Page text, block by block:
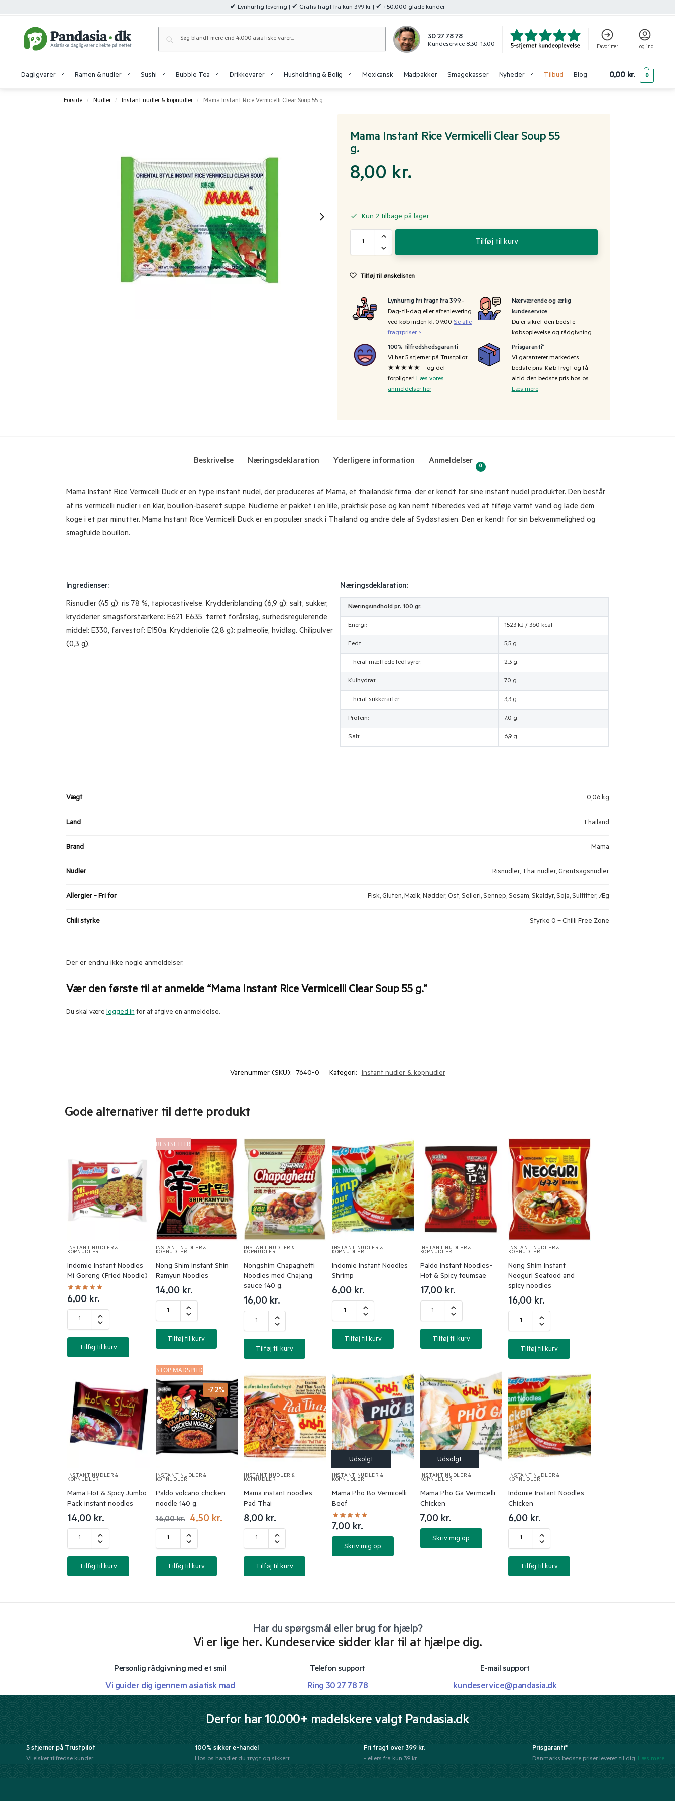
✔ Lynhurtig levering | ✔ Gratis fragt fra kun 399 kr. | ✔ +50.000 glade kunder
30 27 78 78
Kundeservice 8.30-13.00 Favoritter Log ind
Dagligvarer Ramen & nudler Sushi Bubble Tea Drikkevarer Husholdning & Bolig Mexicansk Madpakker Smagekasser Nyheder Tilbud Blog 0,00 kr. 0
Forside / Nudler / Instant nudler & kopnudler / Mama Instant Rice Vermicelli Clear Soup 55 g.
Mama Instant Rice Vermicelli Clear Soup 55
g.
8,00 kr.
Kun 2 tilbage på lager
Tilføj til kurv
Tilføj til ønskelisten
Lynhurtig fri fragt fra 399,-
Dag-til-dag eller aftenlevering
ved køb inden kl. 09:00 Se alle
fragtpriser >
Nærværende og ærlig
kundeservice
Du er sikret den bedste
købsoplevelse og rådgivning
100% tilfredshedsgaranti
Vi har 5 stjerner på Trustpilot
★★★★★ – og det
forpligter! Læs vores
anmeldelser her
Prisgaranti*
Vi garanterer markedets
bedste pris. Køb trygt og få
altid den bedste pris hos os.
Læs mere
Beskrivelse Næringsdeklaration Yderligere information Anmeldelser
0
Mama Instant Rice Vermicelli Duck er en type instant nudel, der produceres af Mama, et thailandsk firma, der er kendt for sine instant nudel produkter. Den består
af ris vermicelli nudler i en klar, bouillon-baseret suppe. Nudlerne er pakket i en lille, praktisk pose og kan nemt tilberedes ved at tilføje varmt vand og lade dem
koge i et par minutter. Mama Instant Rice Vermicelli Duck er en populær snack i Thailand og andre dele af Sydøstasien. Den er kendt for sin bekvemmelighed og
smagfulde bouillon.
Ingredienser:
Risnudler (45 g): ris 78 %, tapiocastivelse. Krydderiblanding (6,9 g): salt, sukker,
krydderier, smagsforstærkere: E621, E635, tørret forårsløg, surhedsregulerende
middel: E330, farvestof: E150a. Krydderiolie (2,8 g): palmeolie, hvidløg. Chilipulver
(0,3 g).
Næringsdeklaration:
Næringsindhold pr. 100 gr.
Energi: 1523 kJ / 360 kcal
Fedt: 5,5 g.
– heraf mættede fedtsyrer: 2,3 g.
Kulhydrat: 70 g.
– heraf sukkerarter: 3,3 g.
Protein: 7,0 g.
Salt: 6,9 g.
Vægt 0,06 kg
Land Thailand
Brand Mama
Nudler Risnudler, Thai nudler, Grøntsagsnudler
Allergier - Fri for Fisk, Gluten, Mælk, Nødder, Ost, Selleri, Sennep, Sesam, Skaldyr, Soja, Sulfitter, Æg
Chili styrke Styrke 0 – Chilli Free Zone
Der er endnu ikke nogle anmeldelser.
Vær den første til at anmelde “Mama Instant Rice Vermicelli Clear Soup 55 g.”
Du skal værelogged infor at afgive en anmeldelse.
Varenummer (SKU): 7640-0 Kategori: Instant nudler & kopnudler
Gode alternativer til dette produkt
INSTANT NUDLER &
KOPNUDLER
Indomie Instant Noodles
Mi Goreng (Fried Noodle)
6,00 kr.
Tilføj til kurv
BESTSELLER
INSTANT NUDLER &
KOPNUDLER
Nong Shim Instant Shin
Ramyun Noodles
14,00 kr.
Tilføj til kurv
INSTANT NUDLER &
KOPNUDLER
Nongshim Chapaghetti
Noodles med Chajang
sauce 140 g.
16,00 kr.
Tilføj til kurv
INSTANT NUDLER &
KOPNUDLER
Indomie Instant Noodles
Shrimp
6,00 kr.
Tilføj til kurv
INSTANT NUDLER &
KOPNUDLER
Paldo Instant Noodles-
Hot & Spicy teumsae
17,00 kr.
Tilføj til kurv
INSTANT NUDLER &
KOPNUDLER
Nong Shim Instant
Neoguri Seafood and
spicy noodles
16,00 kr.
Tilføj til kurv
INSTANT NUDLER &
KOPNUDLER
Mama Hot & Spicy Jumbo
Pack instant noodles
14,00 kr.
Tilføj til kurv
-72%
STOP MADSPILD
INSTANT NUDLER &
KOPNUDLER
Paldo volcano chicken
noodle 140 g.
16,00kr. 4,50 kr.
Tilføj til kurv
INSTANT NUDLER &
KOPNUDLER
Mama instant noodles
Pad Thai
8,00 kr.
Tilføj til kurv
INSTANT NUDLER &
KOPNUDLER
Mama Pho Bo Vermicelli
Beef
7,00 kr.
Skriv mig op
INSTANT NUDLER &
KOPNUDLER
Mama Pho Ga Vermicelli
Chicken
7,00 kr.
Skriv mig op
INSTANT NUDLER &
KOPNUDLER
Indomie Instant Noodles
Chicken
6,00 kr.
Tilføj til kurv
Har du spørgsmål eller brug for hjælp?
Vi er lige her. Kundeservice sidder klar til at hjælpe dig.
Personlig rådgivning med et smil
Vi guider dig igennem asiatisk mad
Telefon support
Ring 30 27 78 78
E-mail support
kundeservice@pandasia.dk
Derfor har 10.000+ madelskere valgt Pandasia.dk
5 stjerner på Trustpilot
Vi elsker tilfredse kunder
100% sikker e-handel
Hos os handler du trygt og sikkert
Fri fragt over 399 kr.
- ellers fra kun 39 kr.
Prisgaranti*
Danmarks bedste priser leveret til dig. Læs mere